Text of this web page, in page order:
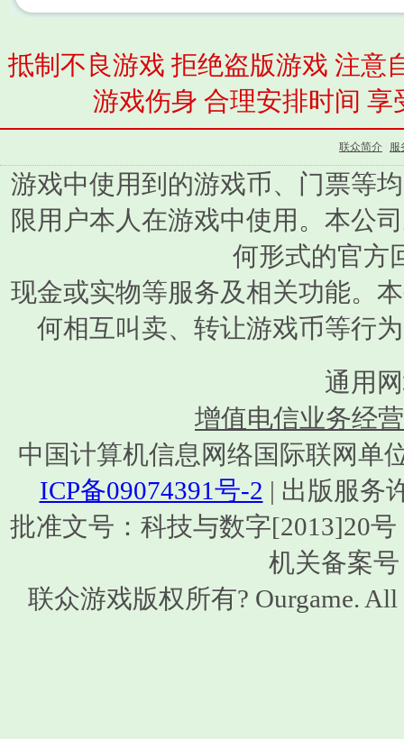
抵制不良游戏 拒绝盗版游戏 注意
游戏伤身 合理安排时间
联众简介 服
游戏中使用到的游戏币、门票等
限用户本人在游戏中使用。本公
何形式的官方
现金或实物等服务及相关功能。
何相互叫卖、转让游戏币等行
通用
增值电信业务经
中国计算机信息网络国际联网单
ICP备09074391号-2 | 出版服务
批准文号：科技与数字[2013]20号
机关备案号
联众游戏版权所有? Ourgame.